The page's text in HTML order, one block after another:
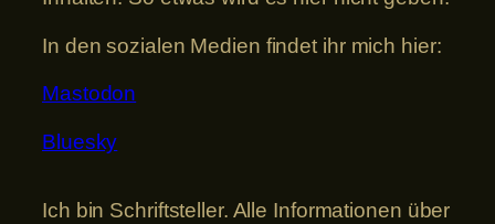
In den sozialen Medien findet ihr mich hier:
Mastodon
Bluesky
Ich bin Schriftsteller. Alle Informationen über